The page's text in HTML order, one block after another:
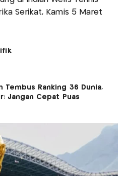
Serikat, Kamis 5 Maret
Tembus Ranking 36 Dunia,
Jangan Cepat Puas